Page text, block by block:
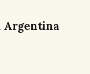
Argentina